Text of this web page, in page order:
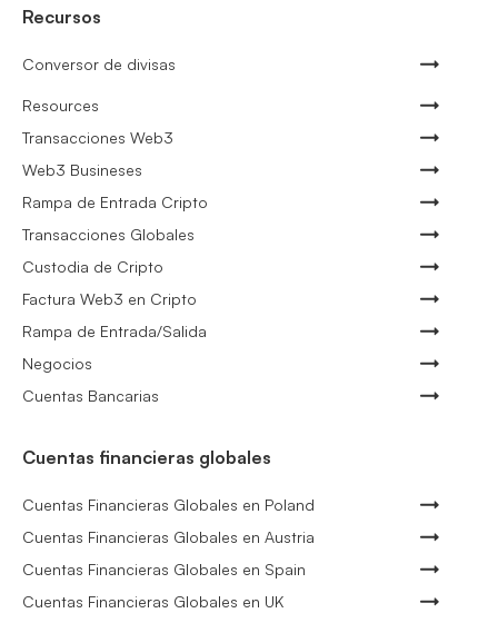
Recursos
Conversor de divisas
Resources
Transacciones Web3
Web3 Busineses
Rampa de Entrada Cripto
Transacciones Globales
Custodia de Cripto
Factura Web3 en Cripto
Rampa de Entrada/Salida
Negocios
Cuentas Bancarias
Cuentas financieras globales
Cuentas Financieras Globales en Poland
Cuentas Financieras Globales en Austria
Cuentas Financieras Globales en Spain
Cuentas Financieras Globales en UK